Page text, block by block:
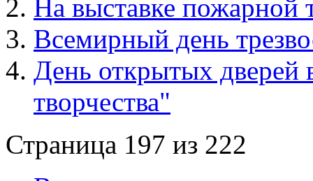
На выставке пожарной
Всемирный день
День открытых дверей
творчества"
Страница 197 из 222